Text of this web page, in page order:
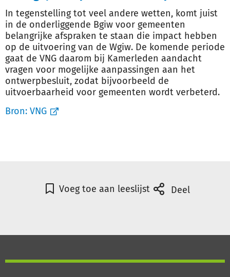
In tegenstelling tot veel andere wetten, komt juist
in de onderliggende Bgiw voor gemeenten
belangrijke afspraken te staan die impact hebben
op de uitvoering van de Wgiw. De komende periode
gaat de VNG daarom bij Kamerleden aandacht
vragen voor mogelijke aanpassingen aan het
ontwerpbesluit, zodat bijvoorbeeld de
uitvoerbaarheid voor gemeenten wordt verbeterd.
Bron: VNG
Voeg toe aan leeslijst Deel